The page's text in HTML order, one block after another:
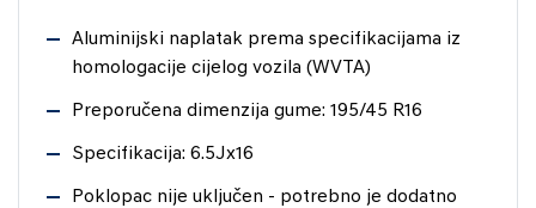
Aluminijski naplatak prema specifikacijama iz
homologacije cijelog vozila (WVTA)
Preporučena dimenzija gume: 195/45 R16
Specifikacija: 6.5Jx16
Poklopac nije uključen - potrebno je dodatno